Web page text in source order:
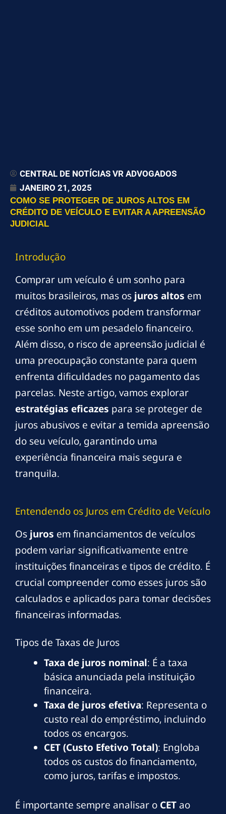
CENTRAL DE NOTÍCIAS VR ADVOGADOS
JANEIRO 21, 2025
COMO SE PROTEGER DE JUROS ALTOS EM
CRÉDITO DE VEÍCULO E EVITAR A APREENSÃO
JUDICIAL
Introdução
Comprar um veículo é um sonho para
muitos brasileiros, mas os juros altos em
créditos automotivos podem transformar
esse sonho em um pesadelo financeiro.
Além disso, o risco de apreensão judicial é
uma preocupação constante para quem
enfrenta dificuldades no pagamento das
parcelas. Neste artigo, vamos explorar
estratégias eficazes para se proteger de
juros abusivos e evitar a temida apreensão
do seu veículo, garantindo uma
experiência financeira mais segura e
tranquila.
Entendendo os Juros em Crédito de Veículo
Os juros em financiamentos de veículos
podem variar significativamente entre
instituições financeiras e tipos de crédito. É
crucial compreender como esses juros são
calculados e aplicados para tomar decisões
financeiras informadas.
Tipos de Taxas de Juros
Taxa de juros nominal: É a taxa
básica anunciada pela instituição
financeira.
Taxa de juros efetiva: Representa o
custo real do empréstimo, incluindo
todos os encargos.
CET (Custo Efetivo Total): Engloba
todos os custos do financiamento,
como juros, tarifas e impostos.
É importante sempre analisar o CETao